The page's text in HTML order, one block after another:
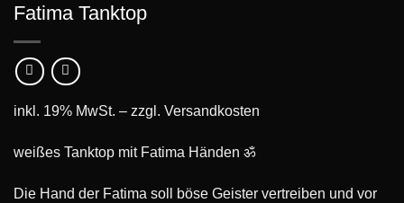
Fatima Tanktop
inkl. 19% MwSt. – zzgl. Versandkosten
weißes Tanktop mit Fatima Händen ॐ
Die Hand der Fatima soll böse Geister vertreiben und vor